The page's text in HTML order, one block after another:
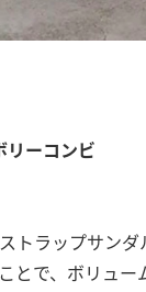
リーコンビ
トラップサンダ
とで、ボリュ